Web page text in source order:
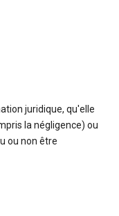
juridique, qu'elle
la négligence) ou
ou non être